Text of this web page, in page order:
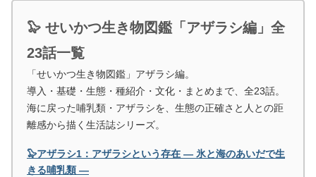
🦭 せいかつ生き物図鑑「アザラシ編」全
23話一覧
「せいかつ生き物図鑑」アザラシ編。
導入・基礎・生態・種紹介・文化・まとめまで、全23話。
海に戻った哺乳類・アザラシを、生態の正確さと人との距
離感から描く生活誌シリーズ。
🦭アザラシ1：アザラシという存在 ― 氷と海のあいだで生
きる哺乳類 ―